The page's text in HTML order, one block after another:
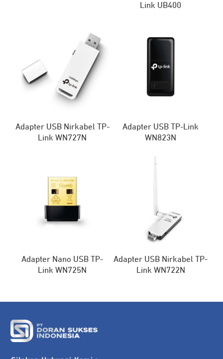
Link UB400
Adapter USB Nirkabel TP-
Link WN727N
Adapter USB TP-Link
WN823N
Adapter Nano USB TP-
Link WN725N
Adapter USB Nirkabel TP-
Link WN722N